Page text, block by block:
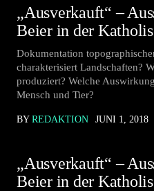
„Ausverkauft“ –
Beier in der
Dokumentation
charakterisiert Landschaften?
produziert? Welche
Mensch und Tier?
BY REDAKTION JUNI 1, 2018
„Ausverkauft“ –
Beier in der